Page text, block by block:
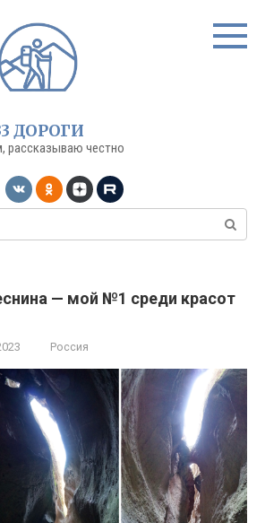
ДОРОГИ
рассказываю честно
— мой №1 среди красот
Россия